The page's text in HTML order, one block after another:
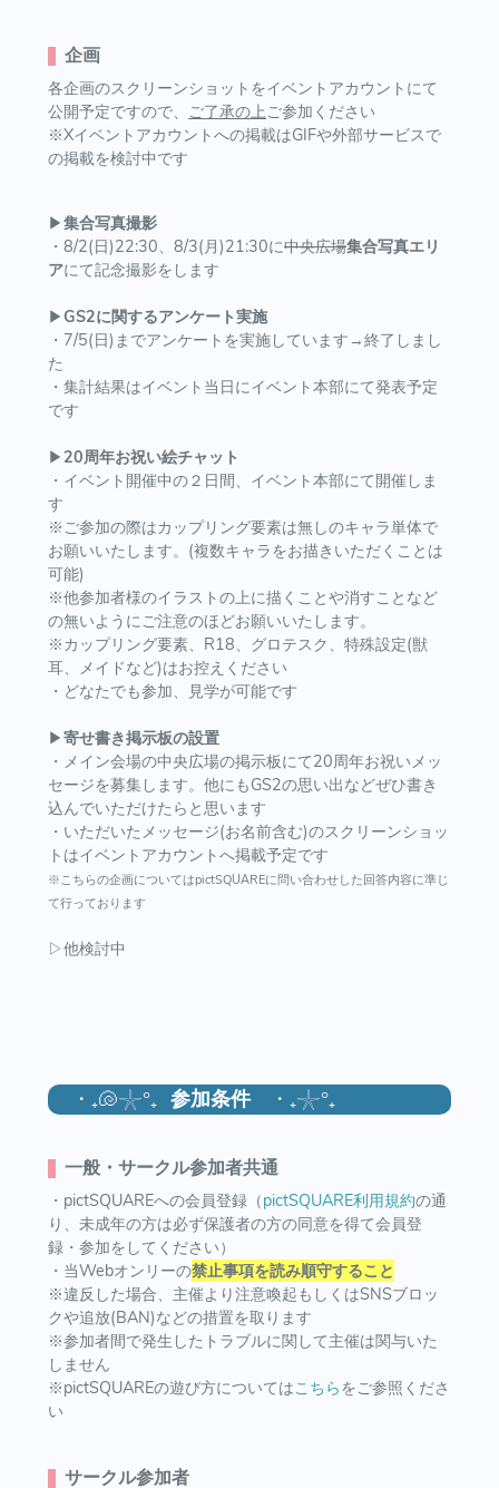
企画
各企画のスクリーンショットをイベントアカウントにて
公開予定ですので、 ご了承の上ご参加ください
※Xイベントアカウントへの掲載はGIFや外部サービスで
の掲載を検討中です
▶集合写真撮影
・8/2(日)22:30、8/3(月)21:30に中央広場集合写真エリ
アにて記念撮影をします
▶GS2に関するアンケート実施
・7/5(日)までアンケートを実施しています→終了しまし
た
・集計結果はイベント当日にイベント本部にて発表予定
です
▶ 20周年お祝い絵チャット
・イベント開催中の２日間、イベント本部にて開催しま
す
※ご参加の際はカップリング要素は無しのキャラ単体で
お願いいたします。(複数キャラをお描きいただくことは
可能)
※他参加者様のイラストの上に描くことや消すことなど
の無いようにご注意のほどお願いいたします。
※カップリング要素、R18、グロテスク、特殊設定(獣
耳、メイドなど)はお控えください
・どなたでも参加、見学が可能です
▶寄せ書き掲示板の設置
・メイン会場の中央広場の掲示板にて20周年お祝いメッ
セージを募集します。他にもGS2の思い出などぜひ書き
込んでいただけたらと思います
・いただいたメッセージ(お名前含む)のスクリーンショッ
トはイベントアカウントへ掲載予定です
※こちらの企画についてはpictSQUAREに問い合わせした回答内容に準じ
て行っております
▷他検討中
・₊🐚𓇼°₊ 参加条件 ・₊𓇼°₊
一般・サークル参加者共通
・pictSQUAREへの会員登録（pictSQUARE利用規約の通
り、未成年の方は必ず保護者の方の同意を得て会員登
録・参加をしてください）
・当Webオンリーの禁止事項を読み順守すること
※違反した場合、主催より注意喚起もしくはSNSブロッ
クや追放(BAN)などの措置を取ります
※参加者間で発生したトラブルに関して主催は関与いた
しません
※pictSQUAREの遊び方についてはこちらをご参照くださ
い
サークル参加者